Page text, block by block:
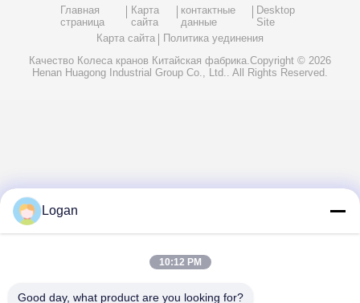
Главная
страница
Карта
сайта
контактные
данные
Desktop
Site
Карта сайта
Политика уединения
Качество Колеса кранов Китайская фабрика.Copyright © 2026
Henan Huagong Industrial Group Co., Ltd.. All Rights Reserved.
Logan
10:12 PM
Good day, what product are you looking for?